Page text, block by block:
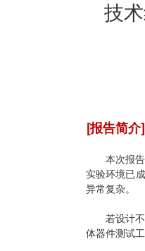
技
[报告简介]
本次报
实验环境已
异常复杂。
若设计
体器件测试